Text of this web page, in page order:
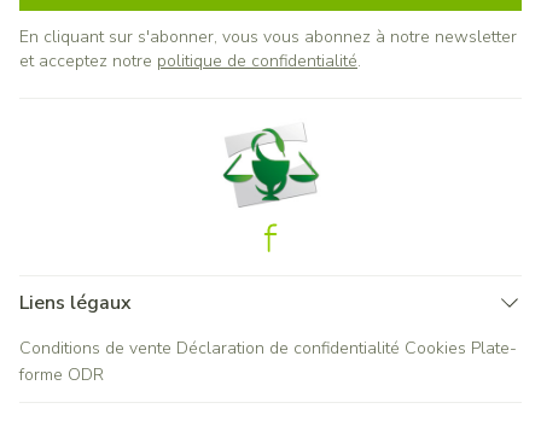
En cliquant sur s'abonner, vous vous abonnez à notre newsletter
et acceptez notre politique de confidentialité.
Liens légaux
Conditions de vente Déclaration de confidentialité Cookies Plate-
forme ODR